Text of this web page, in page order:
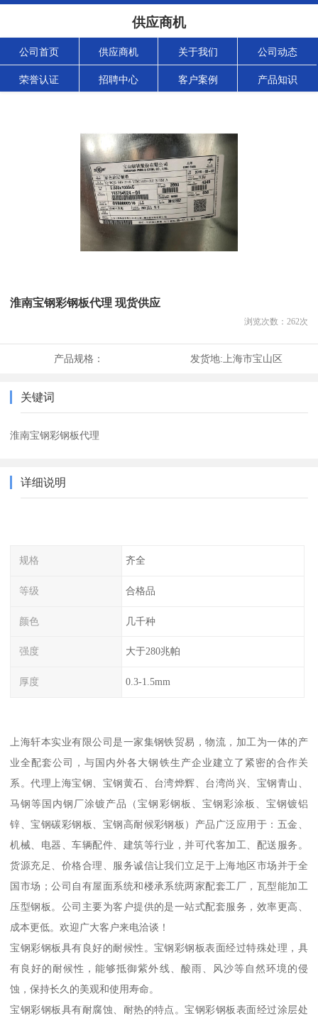
供应商机
公司首页 供应商机 关于我们 公司动态
荣誉认证 招聘中心 客户案例 产品知识
淮南宝钢彩钢板代理 现货供应
浏览次数： 262次
产品规格： 发货地: 上海市宝山区
关键词
淮南宝钢彩钢板代理
详细说明
规格 齐全
等级 合格品
颜色 几千种
强度 大于280兆帕
厚度 0.3-1.5mm
上海轩本实业有限公司是一家集钢铁贸易，物流，加工为一体的产
业全配套公司，与国内外各大钢铁生产企业建立了紧密的合作关
系。代理上海宝钢、宝钢黄石、台湾烨辉、台湾尚兴、宝钢青山、
马钢等国内钢厂涂镀产品（宝钢彩钢板、宝钢彩涂板、宝钢镀铝
锌、宝钢碳彩钢板、宝钢高耐候彩钢板）产品广泛应用于：五金、
机械、电器、车辆配件、建筑等行业，并可代客加工、配送服务。
货源充足、价格合理、服务诚信让我们立足于上海地区市场并于全
国市场；公司自有屋面系统和楼承系统两家配套工厂，瓦型能加工
压型钢板。公司主要为客户提供的是一站式配套服务，效率更高、
成本更低。欢迎广大客户来电洽谈！
宝钢彩钢板具有良好的耐候性。宝钢彩钢板表面经过特殊处理，具
有良好的耐候性，能够抵御紫外线、酸雨、风沙等自然环境的侵
蚀，保持长久的美观和使用寿命。
宝钢彩钢板具有耐腐蚀、耐热的特点。宝钢彩钢板表面经过涂层处